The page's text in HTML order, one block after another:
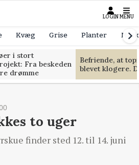
LOGIN MENU
Kvæg Grise Planter
i stort
Fra beskeden
drømme
Befriende, at
blevet klogere.
to uger
finder sted 12. til 14. juni